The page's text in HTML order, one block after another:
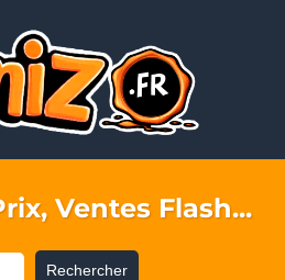
Ventes Flash...
Rechercher